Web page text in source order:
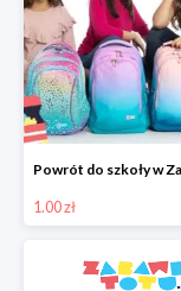
1.00 zł